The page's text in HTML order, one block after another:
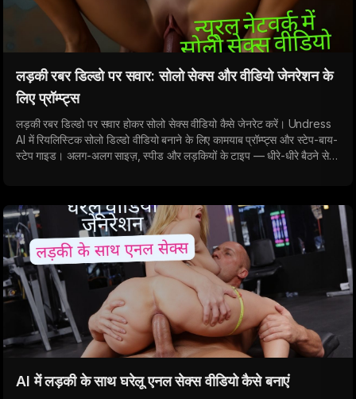
लड़की रबर डिल्डो पर सवार: सोलो सेक्स और वीडियो जेनरेशन के
लिए प्रॉम्प्ट्स
लड़की रबर डिल्डो पर सवार होकर सोलो सेक्स वीडियो कैसे जेनरेट करें। Undress
AI में रियलिस्टिक सोलो डिल्डो वीडियो बनाने के लिए कामयाब प्रॉम्प्ट्स और स्टेप-बाय-
स्टेप गाइड। अलग-अलग साइज़, स्पीड और लड़कियों के टाइप — धीरे-धीरे बैठने से
AI में लड़की के साथ घरेलू एनल सेक्स वीडियो कैसे बनाएं